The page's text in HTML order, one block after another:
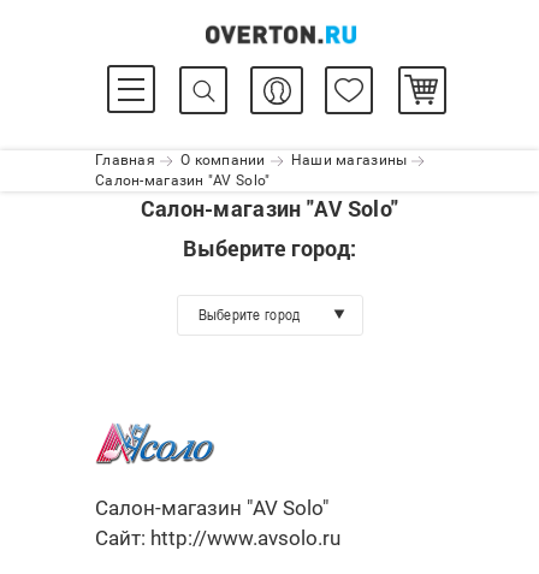
Главная О компании
Наши магазины
Салон-магазин "AV Solo"
Салон-магазин "AV Solo"
Выберите город:
Выберите город
Салон-магазин "AV Solo"
Сайт: http://www.avsolo.ru